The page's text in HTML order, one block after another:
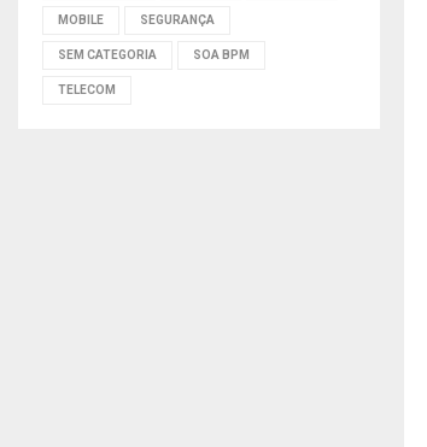
MOBILE SEGURANÇA
SEM CATEGORIA SOA BPM
TELECOM